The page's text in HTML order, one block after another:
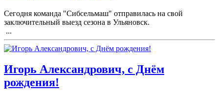
Сегодня команда "Сибсельмаш" отправилась на свой
заключительный выезд сезона в Ульяновск.
...
Игорь Александрович, с Днём
рождения!